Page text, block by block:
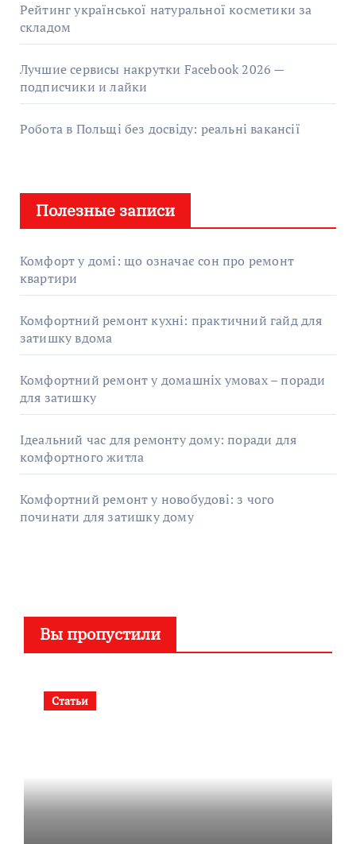
Рейтинг української натуральної косметики за
складом
Лучшие сервисы накрутки Facebook 2026 —
подписчики и лайки
Робота в Польщі без досвіду: реальні вакансії
Полезные записи
Комфорт у домі: що означає сон про ремонт
квартири
Комфортний ремонт кухні: практичний гайд для
затишку вдома
Комфортний ремонт у домашніх умовах – поради
для затишку
Ідеальний час для ремонту дому: поради для
комфортного житла
Комфортний ремонт у новобудові: з чого
починати для затишку дому
Вы пропустили
Статьи